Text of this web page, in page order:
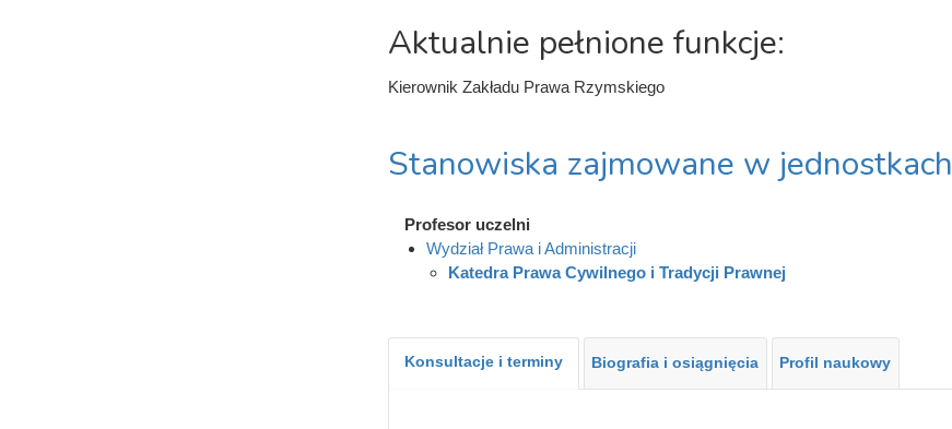
Aktualnie pełnione funkcje:
Kierownik Zakładu Prawa Rzymskiego
Stanowiska zajmowane w jednostkach
Profesor uczelni
Wydział Prawa i Administracji
Katedra Prawa Cywilnego i Tradycji Prawnej
Konsultacje i terminy Biografia i osiągnięcia Profil naukowy